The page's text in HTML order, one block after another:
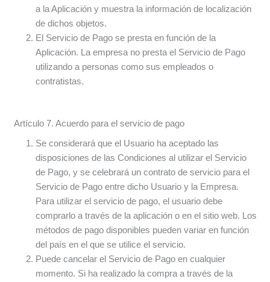
a la Aplicación y muestra la información de localización
de dichos objetos.
El Servicio de Pago se presta en función de la
Aplicación. La empresa no presta el Servicio de Pago
utilizando a personas como sus empleados o
contratistas.
Artículo 7. Acuerdo para el servicio de pago
Se considerará que el Usuario ha aceptado las
disposiciones de las Condiciones al utilizar el Servicio
de Pago, y se celebrará un contrato de servicio para el
Servicio de Pago entre dicho Usuario y la Empresa.
Para utilizar el servicio de pago, el usuario debe
comprarlo a través de la aplicación o en el sitio web. Los
métodos de pago disponibles pueden variar en función
del país en el que se utilice el servicio.
Puede cancelar el Servicio de Pago en cualquier
momento. Si ha realizado la compra a través de la